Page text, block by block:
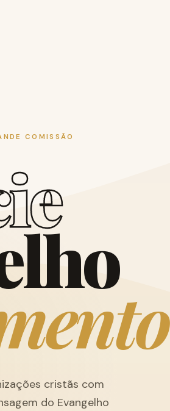
COMISSÃO
ie
lho
ento
cristãs com
do Evangelho